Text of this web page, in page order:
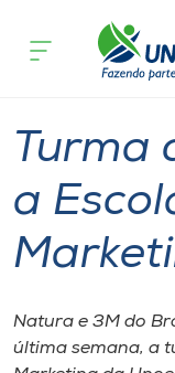
Cursos
Pesquisa
Atendimento ao
Portal de Ensino
acontece
Turma
a
Natura e 3M do
última semana, a